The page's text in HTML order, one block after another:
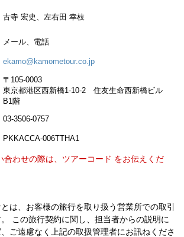
古寺 宏史、左右田 幸枝
メール、電話
ekamo@kamometour.co.jp
〒105-0003
東京都港区西新橋1-10-2 住友生命西新橋ビル
B1階
03-3506-0757
PKKACCA-006TTHA1
わせの際は、ツアーコード をお伝えくだ
は、お客様の旅行を取り扱う営業所での取引
この旅行契約に関し、担当者からの説明に
ご遠慮なく上記の取扱管理者にお訊ねくださ